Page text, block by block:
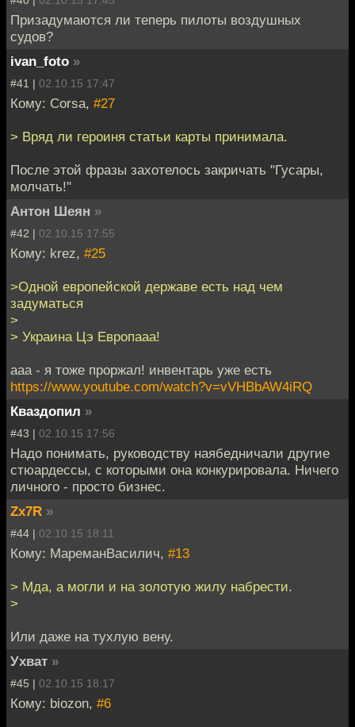
Призадумаются ли теперь пилоты воздушных
судов?
ivan_foto »
#41 | 02.10.15 17:47
Кому: Corsa, #27
> Вряд ли героиня статьи карты принимала.
После этой фразы захотелось закричать "Гусары,
молчать!"
Антон Шеян »
#42 | 02.10.15 17:55
Кому: krez, #25
>Одной европейской державе есть над чем
задуматься
>
> Украина Цэ Европааа!
ааа - я тоже проржал! инвентарь уже есть
https://www.youtube.com/watch?v=vVHBbAW4iRQ
Кваздопил »
#43 | 02.10.15 17:56
Надо понимать, руководству наябедничали другие
стюардессы, с которыми она конкурировала. Ничего
личного - просто бизнес.
Zx7R »
#44 | 02.10.15 18:11
Кому: МареманВасилич, #13
> Мда, а могли и на золотую жилу набрести.
>
Или даже на тухлую вену.
Ухват »
#45 | 02.10.15 18:17
Кому: biozon, #6